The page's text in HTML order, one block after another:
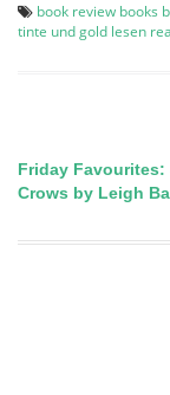
book review books
tinte und gold lesen
Post
Friday Favourites:
Crows by Leigh